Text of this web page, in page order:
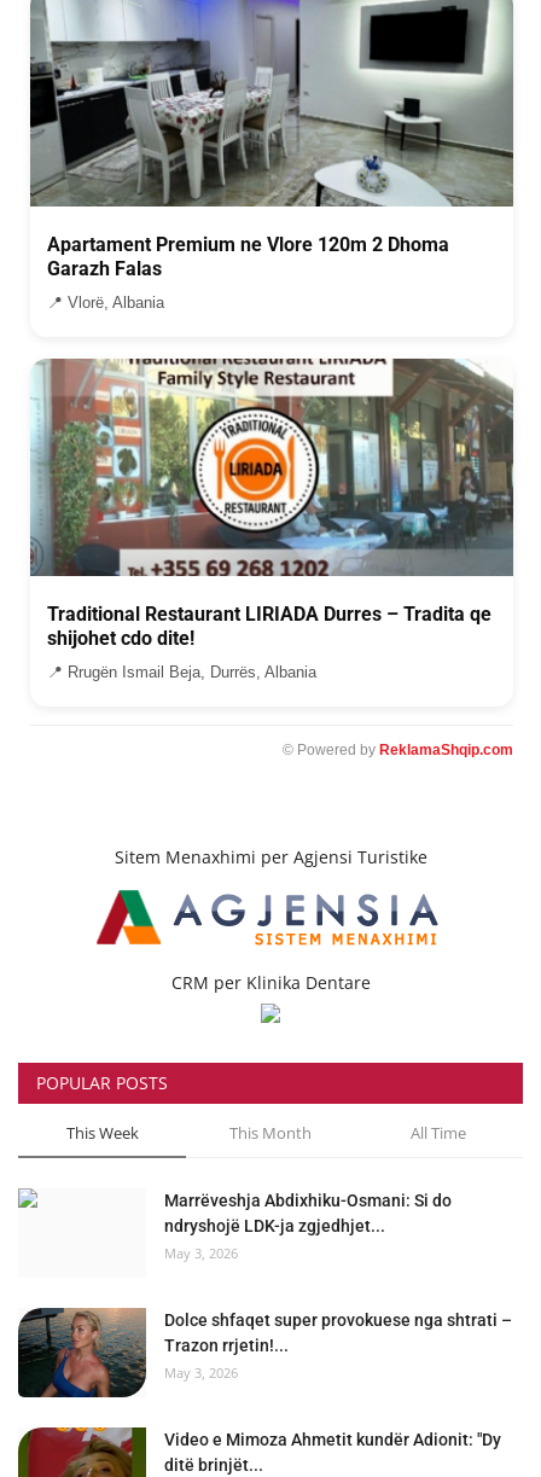
Apartament Premium ne Vlore 120m 2 Dhoma
Garazh Falas
📍 Vlorë, Albania
Traditional Restaurant LIRIADA Durres – Tradita qe
shijohet cdo dite!
📍 Rrugën Ismail Beja, Durrës, Albania
© Powered by ReklamaShqip.com
Sitem Menaxhimi per Agjensi Turistike
CRM per Klinika Dentare
POPULAR POSTS
This Week This Month All Time
Marrëveshja Abdixhiku-Osmani: Si do
ndryshojë LDK-ja zgjedhjet...
May 3, 2026
Dolce shfaqet super provokuese nga shtrati –
Trazon rrjetin!...
May 3, 2026
Video e Mimoza Ahmetit kundër Adionit: "Dy
ditë brinjët...